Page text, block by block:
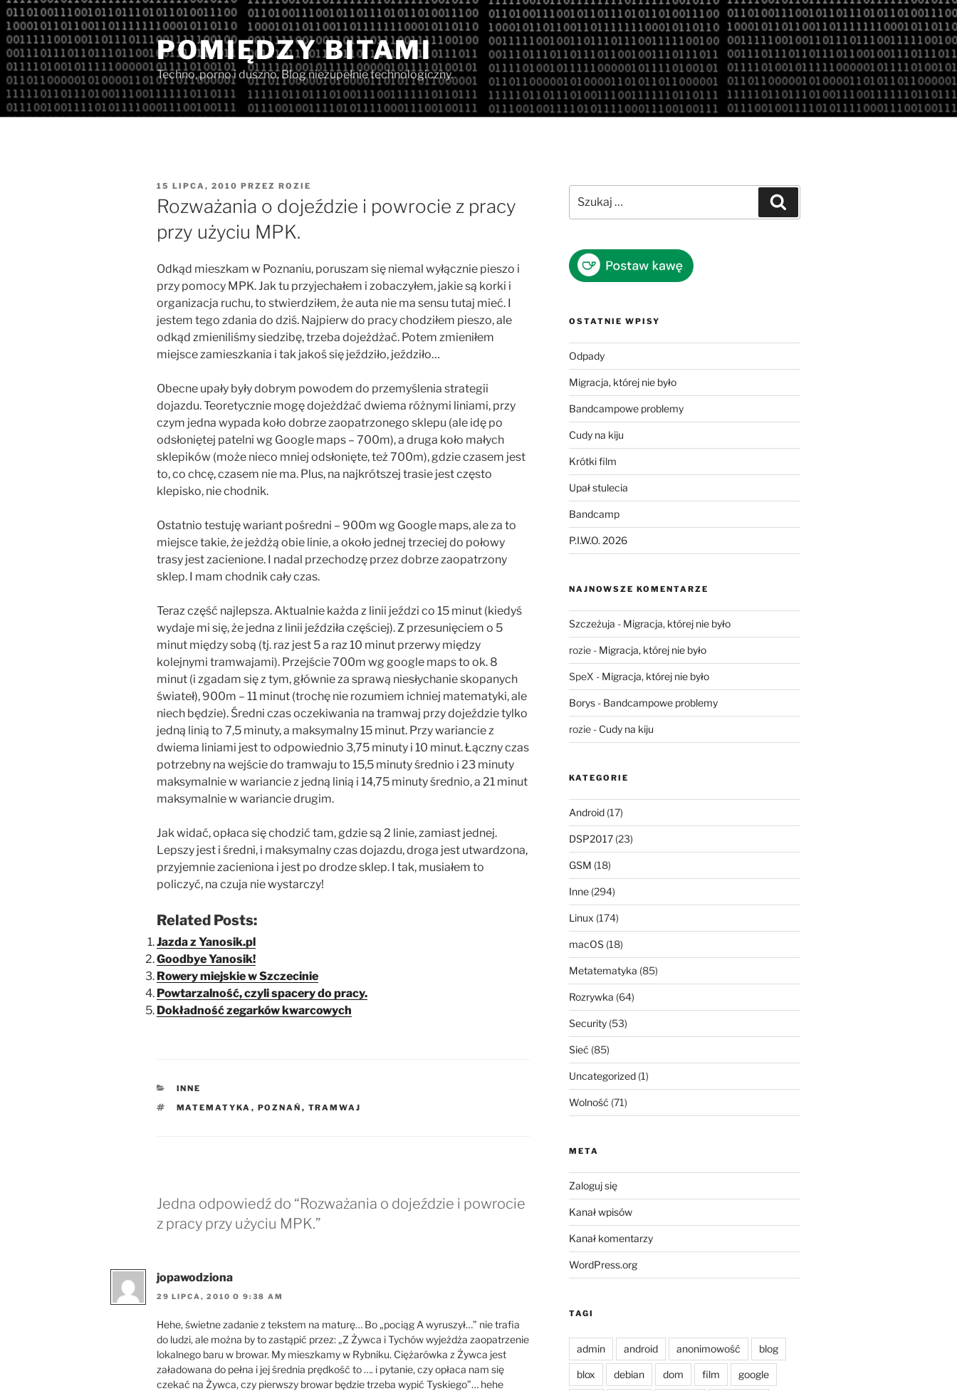
Przejdź
do
treści
POMIĘDZY BITAMI
Techno, porno i duszno. Blog niezupełnie technologiczny.
OPUBLIKOWANE
W
15 LIPCA, 2010 PRZEZ ROZIE
Rozważania o dojeździe i powrocie z pracy
przy użyciu MPK.
Odkąd mieszkam w Poznaniu, poruszam się niemal wyłącznie pieszo i
przy pomocy MPK. Jak tu przyjechałem i zobaczyłem, jakie są korki i
organizacja ruchu, to stwierdziłem, że auta nie ma sensu tutaj mieć. I
jestem tego zdania do dziś. Najpierw do pracy chodziłem pieszo, ale
odkąd zmieniliśmy siedzibę, trzeba dojeżdżać. Potem zmieniłem
miejsce zamieszkania i tak jakoś się jeździło, jeździło…
Obecne upały były dobrym powodem do przemyślenia strategii
dojazdu. Teoretycznie mogę dojeżdżać dwiema różnymi liniami, przy
czym jedna wypada koło dobrze zaopatrzonego sklepu (ale idę po
odsłoniętej patelni wg Google maps – 700m), a druga koło małych
sklepików (może nieco mniej odsłonięte, też 700m), gdzie czasem jest
to, co chcę, czasem nie ma. Plus, na najkrótszej trasie jest często
klepisko, nie chodnik.
Ostatnio testuję wariant pośredni – 900m wg Google maps, ale za to
miejsce takie, że jeżdżą obie linie, a około jednej trzeciej do połowy
trasy jest zacienione. I nadal przechodzę przez dobrze zaopatrzony
sklep. I mam chodnik cały czas.
Teraz część najlepsza. Aktualnie każda z linii jeździ co 15 minut (kiedyś
wydaje mi się, że jedna z linii jeździła częściej). Z przesunięciem o 5
minut między sobą (tj. raz jest 5 a raz 10 minut przerwy między
kolejnymi tramwajami). Przejście 700m wg google maps to ok. 8
minut (i zgadam się z tym, głównie za sprawą niesłychanie skopanych
świateł), 900m – 11 minut (trochę nie rozumiem ichniej matematyki, ale
niech będzie). Średni czas oczekiwania na tramwaj przy dojeździe tylko
jedną linią to 7,5 minuty, a maksymalny 15 minut. Przy wariancie z
dwiema liniami jest to odpowiednio 3,75 minuty i 10 minut. Łączny czas
potrzebny na wejście do tramwaju to 15,5 minuty średnio i 23 minuty
maksymalnie w wariancie z jedną linią i 14,75 minuty średnio, a 21 minut
maksymalnie w wariancie drugim.
Jak widać, opłaca się chodzić tam, gdzie są 2 linie, zamiast jednej.
Lepszy jest i średni, i maksymalny czas dojazdu, droga jest utwardzona,
przyjemnie zacieniona i jest po drodze sklep. I tak, musiałem to
policzyć, na czuja nie wystarczy!
Related Posts:
Jazda z Yanosik.pl
Goodbye Yanosik!
Rowery miejskie w Szczecinie
Powtarzalność, czyli spacery do pracy.
Dokładność zegarków kwarcowych
KATEGORIE
INNE
TAGI
MATEMATYKA , POZNAŃ , TRAMWAJ
Jedna odpowiedź do “Rozważania o dojeździe i powrocie
z pracy przy użyciu MPK.”
jopawodziona
29 LIPCA, 2010 O 9:38 AM
Hehe, świetne zadanie z tekstem na maturę… Bo „pociąg A wyruszył…” nie trafia
do ludzi, ale można by to zastąpić przez: „Z Żywca i Tychów wyjeżdża zaopatrzenie
lokalnego baru w browar. My mieszkamy w Rybniku. Ciężarówka z Żywca jest
załadowana do pełna i jej średnia prędkość to …. i pytanie, czy opłaca nam się
czekać na Żywca, czy pierwszy browar będzie trzeba wypić Tyskiego”… hehe
OSTATNIE WPISY
Odpady
Migracja, której nie było
Bandcampowe problemy
Cudy na kiju
Krótki film
Upał stulecia
Bandcamp
P.I.W.O. 2026
NAJNOWSZE KOMENTARZE
Szczeżuja - Migracja, której nie było
rozie- Migracja, której nie było
SpeX - Migracja, której nie było
Borys- Bandcampowe problemy
rozie- Cudy na kiju
KATEGORIE
Android(17)
DSP2017(23)
GSM (18)
Inne(294)
Linux (174)
macOS(18)
Metatematyka (85)
Rozrywka (64)
Security(53)
Sieć (85)
Uncategorized(1)
Wolność (71)
META
Zaloguj się
Kanał wpisów
Kanał komentarzy
WordPress.org
TAGI
admin android anonimowość blog
blox debian dom film google